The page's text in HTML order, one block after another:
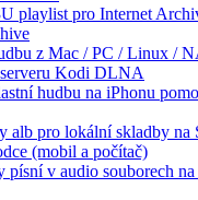
playlist pro Internet
z Mac / PC / Linux /
Kodi DLNA
hudbu na iPhonu
alb pro lokální skladby na
(mobil a počítač)
písní v audio souborech